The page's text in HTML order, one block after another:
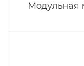
Модульная